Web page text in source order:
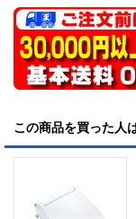
この商品を買った人